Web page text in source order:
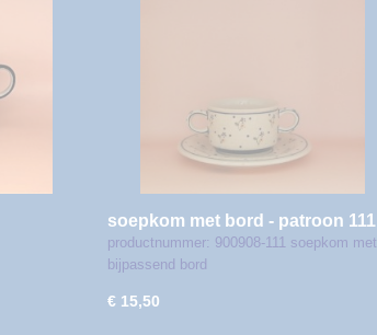
soepkom met bord - patroon 111
productnummer: 900908-111 soepkom met
bijpassend bord
€ 15,50